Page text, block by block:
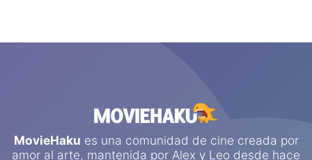
MovieHaku es una comunidad de cine creada por
amor al arte, mantenida por Alex y Leo desde hace